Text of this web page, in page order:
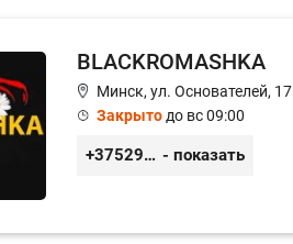
BLACKROMASHKA
Минск, ул. Основателей, 17
Закрытодо вс 09:00
+375296651188 - показать